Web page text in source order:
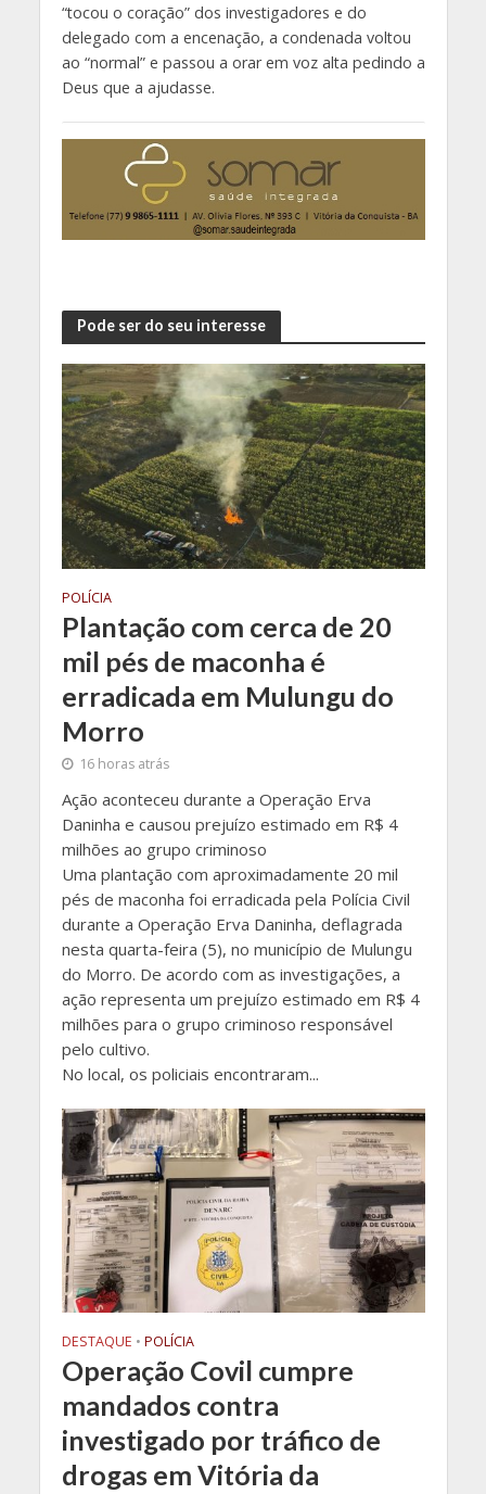
“tocou o coração” dos investigadores e do
delegado com a encenação, a condenada voltou
ao “normal” e passou a orar em voz alta pedindo a
Deus que a ajudasse.
Pode ser do seu interesse
POLÍCIA
Plantação com cerca de 20
mil pés de maconha é
erradicada em Mulungu do
Morro
16 horas atrás
Ação aconteceu durante a Operação Erva
Daninha e causou prejuízo estimado em R$ 4
milhões ao grupo criminoso
Uma plantação com aproximadamente 20 mil
pés de maconha foi erradicada pela Polícia Civil
durante a Operação Erva Daninha, deflagrada
nesta quarta-feira (5), no município de Mulungu
do Morro. De acordo com as investigações, a
ação representa um prejuízo estimado em R$ 4
milhões para o grupo criminoso responsável
pelo cultivo.
No local, os policiais encontraram...
DESTAQUE • POLÍCIA
Operação Covil cumpre
mandados contra
investigado por tráfico de
drogas em Vitória da